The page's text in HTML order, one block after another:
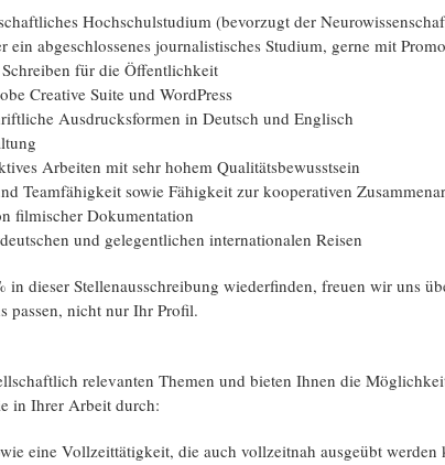
Hochschul­studium (bevorzugt der
ein abgeschlossenes journalistisches Studium, gerne mit
für die Öffentlichkeit
Creative Suite und WordPress
Ausdrucks­formen in Deutsch und Englisch
Arbeiten mit sehr hohem Qualitäts­bewusstsein
Team­fähigkeit sowie Fähigkeit zur kooperativen
filmischer Dokumentation
und gelegentlichen inter­nationalen Reisen
in dieser Stellen­ausschreibung wiederfinden, freuen wir uns
passen, nicht nur Ihr Profil.
relevanten Themen und bieten Ihnen die
in Ihrer Arbeit durch:
eine Vollzeit­tätigkeit, die auch vollzeitnah ausgeübt werden